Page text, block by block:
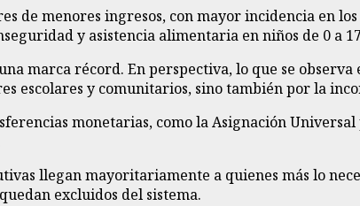
de menores ingresos, con mayor incidencia en
marca récord. En perspectiva, lo que se
escolares y comunitarios, sino también por la
monetarias, como la Asignación Universal
llegan mayoritariamente a quienes más lo
excluidos del sistema.